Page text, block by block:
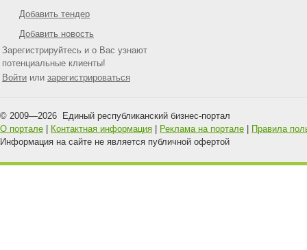
Добавить тендер
Добавить новость
Зарегистрируйтесь и о Вас узнают
потенциальные клиенты!
Войти или зарегистрироваться
© 2009—2026 Единый республиканский бизнес-портал
О портале
Контактная информация Реклама на портале
Правила
Информация на сайте не является публичной офертой